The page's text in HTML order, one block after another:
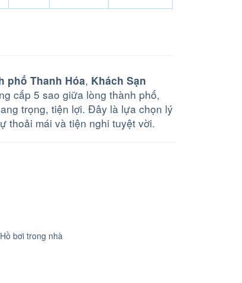
phố Thanh Hóa, Khách Sạn
cấp 5 sao giữa lòng thành phố,
trọng, tiện lợi. Đây là lựa chọn lý
thoải mái và tiện nghi tuyệt vời.
bơi trong nhà